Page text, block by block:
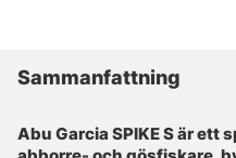
Sammanfattning
Abu Garcia SPIKE S är ett